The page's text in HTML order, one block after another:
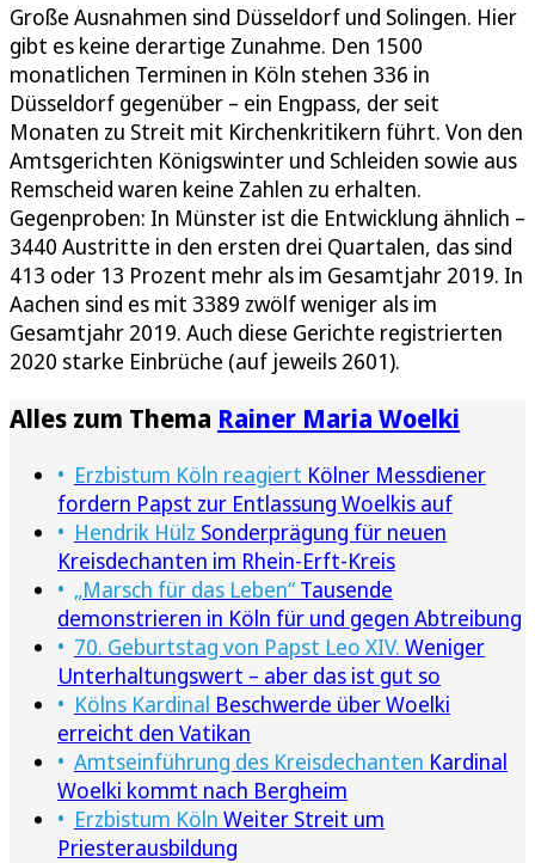
Große Ausnahmen sind Düsseldorf und Solingen. Hier
gibt es keine derartige Zunahme. Den 1500
monatlichen Terminen in Köln stehen 336 in
Düsseldorf gegenüber – ein Engpass, der seit
Monaten zu Streit mit Kirchenkritikern führt. Von den
Amtsgerichten Königswinter und Schleiden sowie aus
Remscheid waren keine Zahlen zu erhalten.
Gegenproben: In Münster ist die Entwicklung ähnlich –
3440 Austritte in den ersten drei Quartalen, das sind
413 oder 13 Prozent mehr als im Gesamtjahr 2019. In
Aachen sind es mit 3389 zwölf weniger als im
Gesamtjahr 2019. Auch diese Gerichte registrierten
2020 starke Einbrüche (auf jeweils 2601).
Alles zum Thema Rainer Maria Woelki
Erzbistum Köln reagiert Kölner Messdiener
fordern Papst zur Entlassung Woelkis auf
Hendrik Hülz Sonderprägung für neuen
Kreisdechanten im Rhein-Erft-Kreis
„Marsch für das Leben“ Tausende
demonstrieren in Köln für und gegen Abtreibung
70. Geburtstag von Papst Leo XIV. Weniger
Unterhaltungswert – aber das ist gut so
Kölns Kardinal Beschwerde über Woelki
erreicht den Vatikan
Amtseinführung des Kreisdechanten Kardinal
Woelki kommt nach Bergheim
Erzbistum Köln Weiter Streit um
Priesterausbildung